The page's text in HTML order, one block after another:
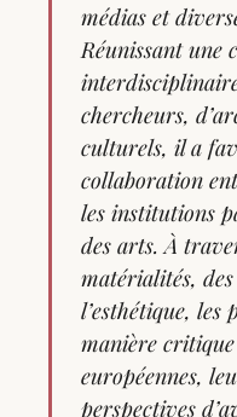
médias et
Réunissant une
chercheurs,
culturels, il a
collaboration
les institutions
des arts. À
matérialités,
l’esthétique,
manière
européennes,
perspectives